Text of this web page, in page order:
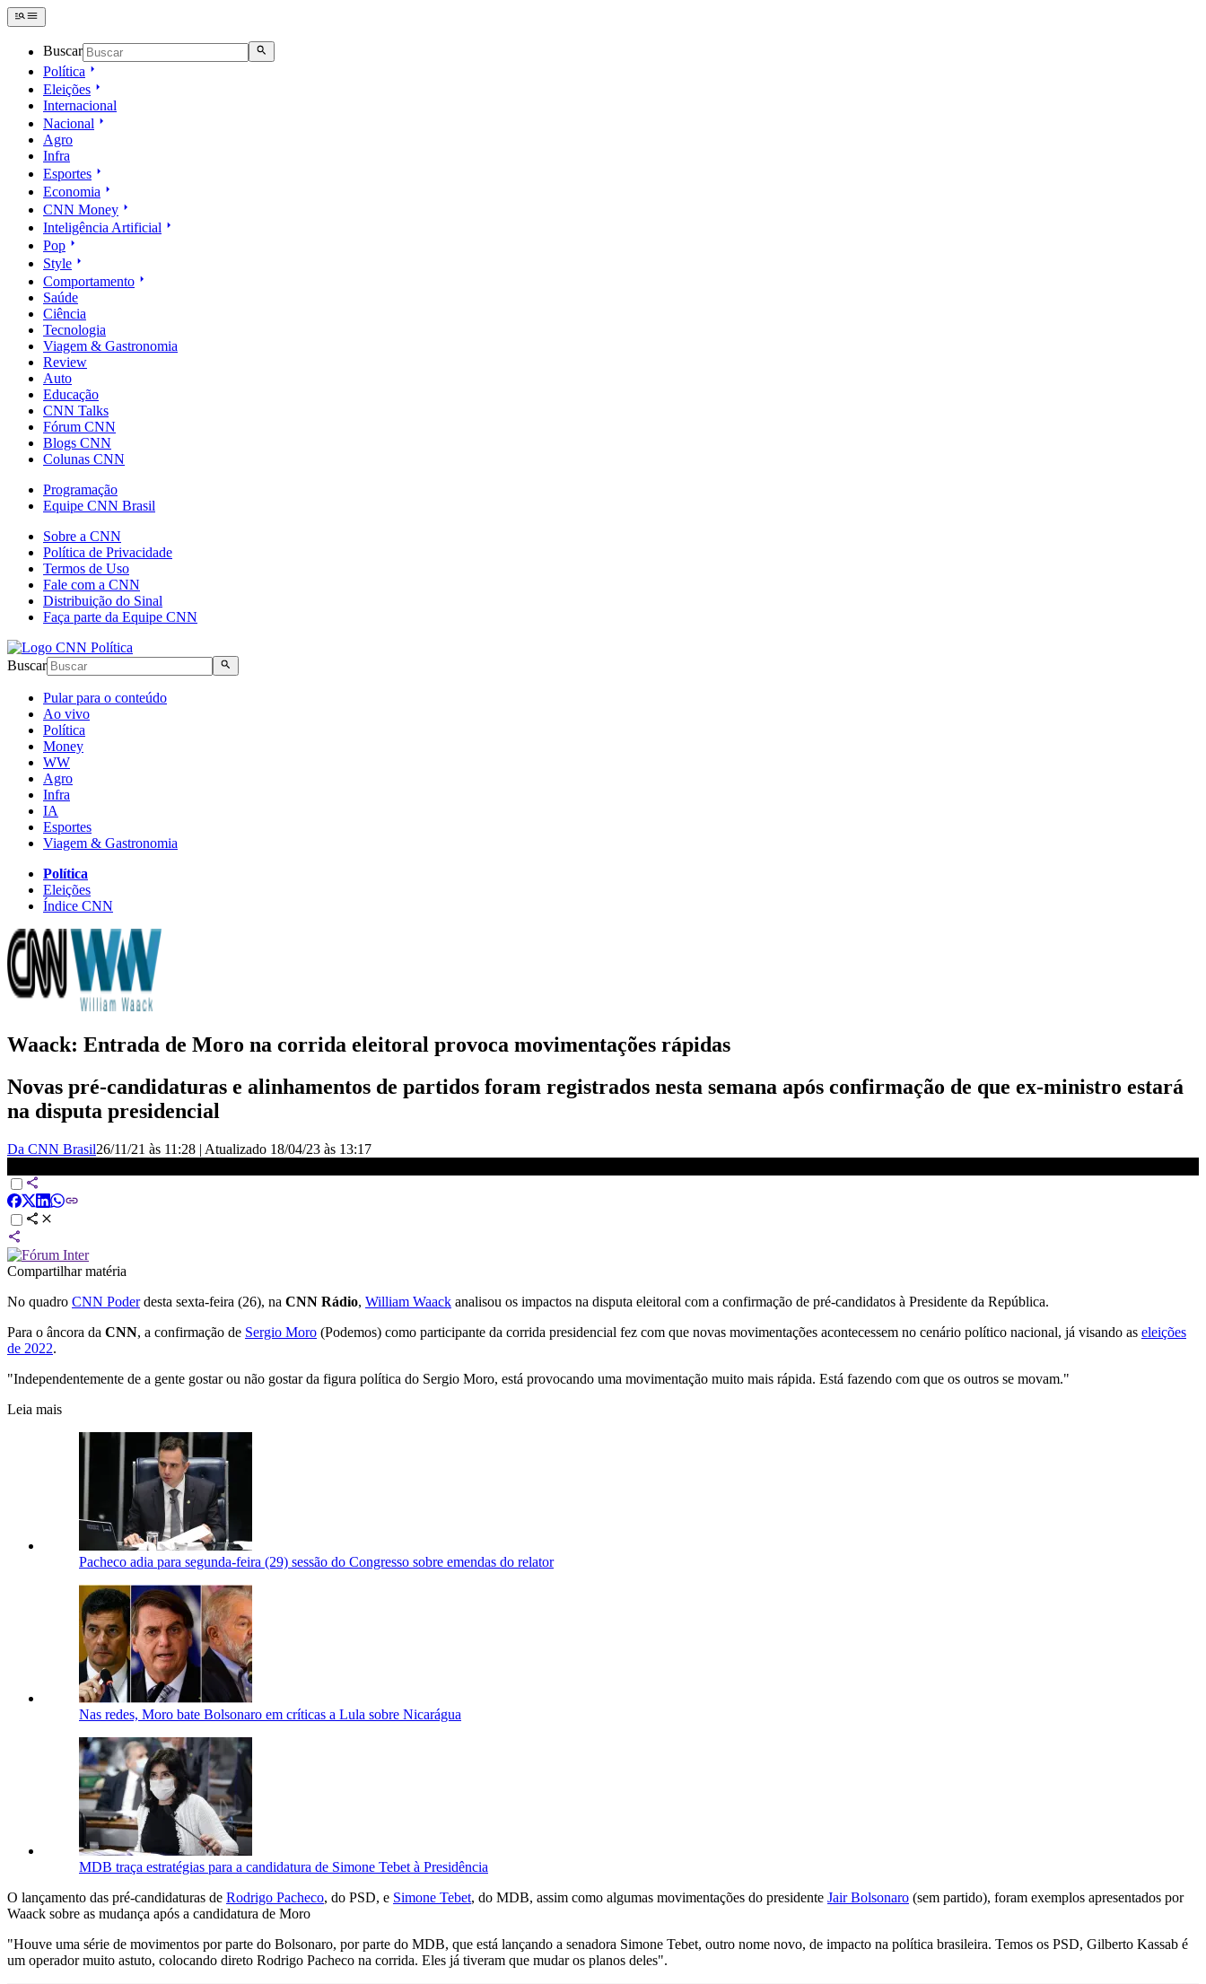
Buscar
Política
Eleições
Internacional
Nacional
Agro
Infra
Esportes
Economia
CNN Money
Inteligência Artificial
Pop
Style
Comportamento
Saúde
Ciência
Tecnologia
Viagem & Gastronomia
Review
Auto
Educação
CNN Talks
Fórum CNN
Blogs CNN
Colunas CNN
Programação
Equipe CNN Brasil
Sobre a CNN
Política de Privacidade
Termos de Uso
Fale com a CNN
Distribuição do Sinal
Faça parte da Equipe CNN
Buscar
Pular para o conteúdo
Ao vivo
Política
Money
WW
Agro
Infra
IA
Esportes
Viagem & Gastronomia
Política
Eleições
Índice CNN
Waack: Entrada de Moro na corrida eleitoral provoca movimentações rápidas
Novas pré-candidaturas e alinhamentos de partidos foram registrados nesta semana após confirmação de que ex-ministro estará
na disputa presidencial
Da CNN Brasil26/11/21 às 11:28 | Atualizado 18/04/23 às 13:17
Compartilhar matéria
No quadro CNN Poderdesta sexta-feira (26), na CNN Rádio, William Waack analisou os impactos na disputa eleitoral com a confirmação de pré-candidatos à Presidente da República.
Para o âncora da CNN, a confirmação de Sergio Moro (Podemos) como participante da corrida presidencial fez com que novas movimentações acontecessem no cenário político nacional, já visando as eleições
de 2022.
"Independentemente de a gente gostar ou não gostar da figura política do Sergio Moro, está provocando uma movimentação muito mais rápida. Está fazendo com que os outros se movam."
Leia mais
Pacheco adia para segunda-feira (29) sessão do Congresso sobre emendas do relator
Nas redes, Moro bate Bolsonaro em críticas a Lula sobre Nicarágua
MDB traça estratégias para a candidatura de Simone Tebet à Presidência
O lançamento das pré-candidaturas de Rodrigo Pacheco, do PSD, e Simone Tebet, do MDB, assim como algumas movimentações do presidente Jair Bolsonaro (sem partido), foram exemplos apresentados por
Waack sobre as mudança após a candidatura de Moro
"Houve uma série de movimentos por parte do Bolsonaro, por parte do MDB, que está lançando a senadora Simone Tebet, outro nome novo, de impacto na política brasileira. Temos os PSD, Gilberto Kassab é
um operador muito astuto, colocando direto Rodrigo Pacheco na corrida. Eles já tiveram que mudar os planos deles".